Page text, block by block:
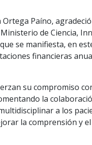
Paíno,
de Ciencia,
se manifiesta, en
financieras
su compromiso
la
a los
la comprensión y